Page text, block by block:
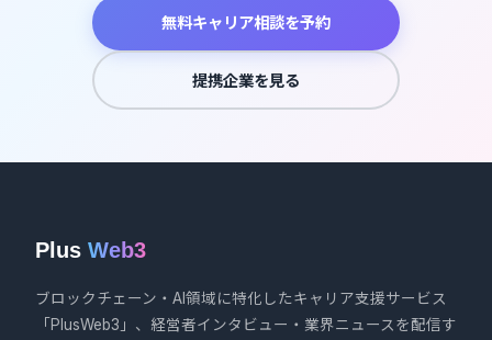
無料キャリア相談を予約
提携企業を見る
Plus Web3
ブロックチェーン・AI領域に特化したキャリア支援サービス
「PlusWeb3」、経営者インタビュー・業界ニュースを配信す